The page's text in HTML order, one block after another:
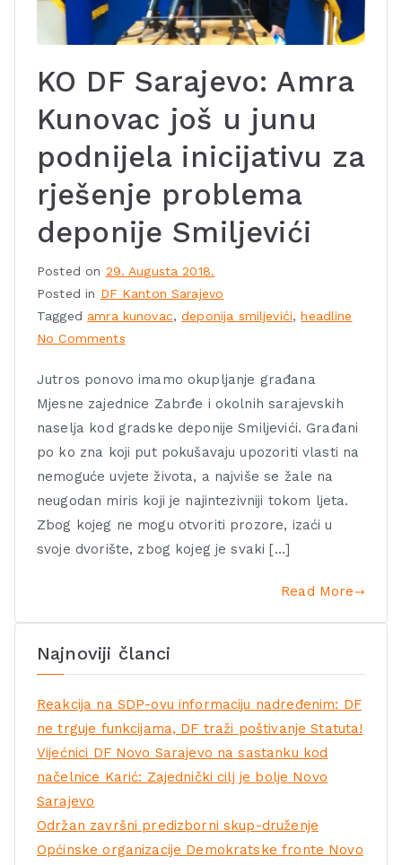
KO DF Sarajevo: Amra
Kunovac još u junu
podnijela inicijativu za
rješenje problema
deponije Smiljevići
Posted on 29. Augusta 2018.
Posted in DF Kanton Sarajevo
Tagged amra kunovac,deponija smiljevići,headline
No Comments
Jutros ponovo imamo okupljanje građana
Mjesne zajednice Zabrđe i okolnih sarajevskih
naselja kod gradske deponije Smiljevići. Građani
po ko zna koji put pokušavaju upozoriti vlasti na
nemoguće uvjete života, a najviše se žale na
neugodan miris koji je najintezivniji tokom ljeta.
Zbog kojeg ne mogu otvoriti prozore, izaći u
svoje dvorište, zbog kojeg je svaki […]
Read More
Najnoviji članci
Reakcija na SDP-ovu informaciju nadređenim: DF
ne trguje funkcijama, DF traži poštivanje Statuta!
Vijećnici DF Novo Sarajevo na sastanku kod
načelnice Karić: Zajednički cilj je bolje Novo
Sarajevo
Održan završni predizborni skup-druženje
Općinske organizacije Demokratske fronte Novo